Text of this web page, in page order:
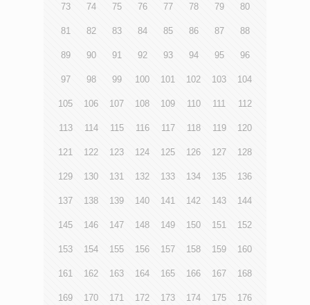
73 74 75 76 77 78 79 80
81 82 83 84 85 86 87 88
89 90 91 92 93 94 95 96
97 98 99 100 101 102 103 104
105 106 107 108 109 110 111 112
113 114 115 116 117 118 119 120
121 122 123 124 125 126 127 128
129 130 131 132 133 134 135 136
137 138 139 140 141 142 143 144
145 146 147 148 149 150 151 152
153 154 155 156 157 158 159 160
161 162 163 164 165 166 167 168
169 170 171 172 173 174 175 176